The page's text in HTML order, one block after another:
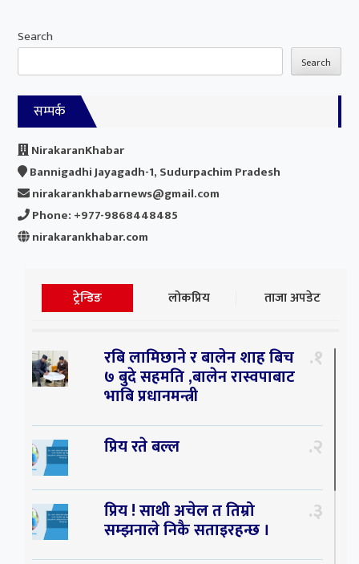
Search
Search
सम्पर्क
NirakaranKhabar
Bannigadhi Jayagadh-1, Sudurpachim Pradesh
nirakarankhabarnews@gmail.com
Phone: +977-9868448485
nirakarankhabar.com
ट्रेन्डिङ लोकप्रिय ताजा अपडेट
रबि लामिछाने र बालेन शाह बिच
७ बुदे सहमति ,बालेन रास्वपाबाट
भाबि प्रधानमन्त्री
१
प्रिय रते बल्ल २
प्रिय ! साथी अचेल त तिम्रो
सम्झनाले निकै सताइरहन्छ ।
३